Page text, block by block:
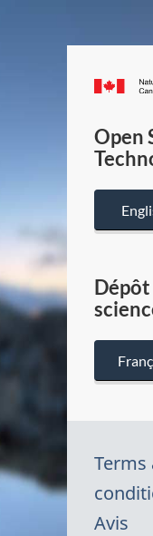
Open
Terms
Avis